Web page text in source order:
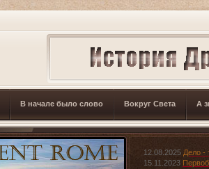
В начале было слово Вокруг Света А
12.08.2025 Дело -
15.11.2023